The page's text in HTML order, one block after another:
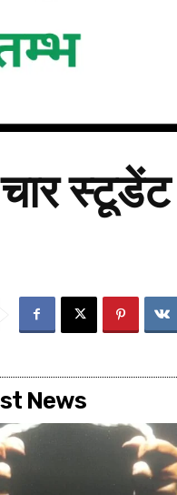
स्टूडेंट
News